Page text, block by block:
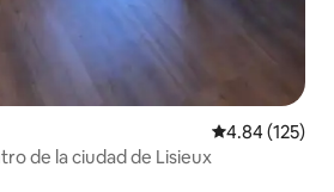
Calificación
4.84 (125)
de la ciudad de Lisieux